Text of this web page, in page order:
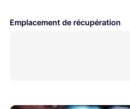
Emplacement de récupération